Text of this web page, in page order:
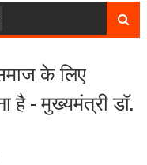
के लिए
है - मुख्यमंत्री डॉ.